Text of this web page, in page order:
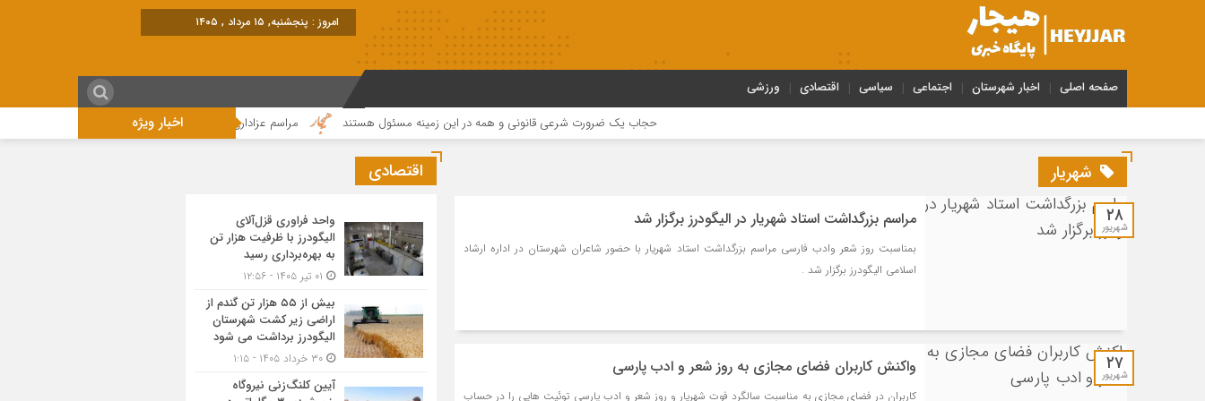
امروز : پنجشنبه, ۱۵ مرداد , ۱۴۰۵
صفحه اصلی اخبار شهرستان اجتماعی سیاسی اقتصادی ورزشی
اخبار ویژه حجاب یک ضرورت شرعی قانونی و همه در این زمینه مسئول هستند مراسم عزاداری واقامه نماز در روز عاشورای حسینی در الیگودرز برگزار
شهریار
۲۸
شهریور مراسم بزرگداشت استاد شهریار در الیگودرز برگزار شد
بمناسبت روز شعر وادب فارسی مراسم بزرگداشت استاد شهریار با حضور شاعران شهرستان در اداره ارشاد
اسلامی الیگودرز برگزار شد .
۲۷
شهریور واکنش کاربران فضای مجازی به روز شعر و ادب پارسی
کاربران در فضای مجازی به مناسبت سالگرد فوت شهریار و روز شعر و ادب پارسی توئیت هایی را در حساب
اقتصادی
واحد فراوری قزل‌آلای
الیگودرز با ظرفیت هزار تن
به بهره‌برداری رسید
بیش از ۵۵ هزار تن گندم از
اراضی زیر کشت شهرستان
الیگودرز برداشت می شود
آیین کلنگ‌زنی نیروگاه